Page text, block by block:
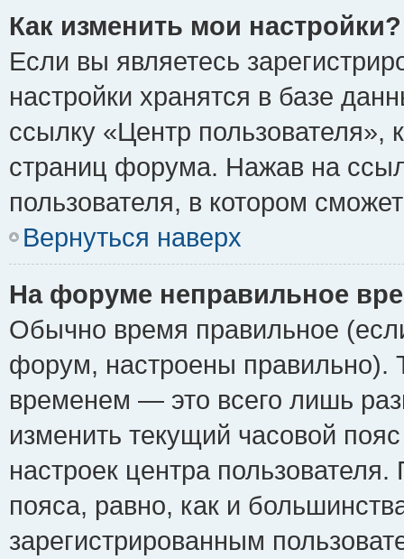
Как изменить мои настройки?
Если вы являетесь
настройки хранятся в базе
ссылку «Центр пользователя»,
страниц форума. Нажав на
пользователя, в котором
Вернуться наверх
На форуме неправильное
Обычно время правильное
форум, настроены правильно).
временем — это всего лишь
изменить текущий часовой
настроек центра
пояса, равно, как и
зарегистрированным